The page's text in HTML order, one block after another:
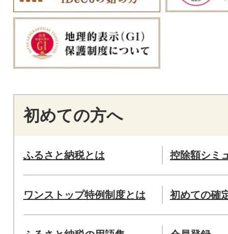
初めての方へ
ふるさと納税とは 控除額シミ
ワンストップ特例制度とは 初めての確